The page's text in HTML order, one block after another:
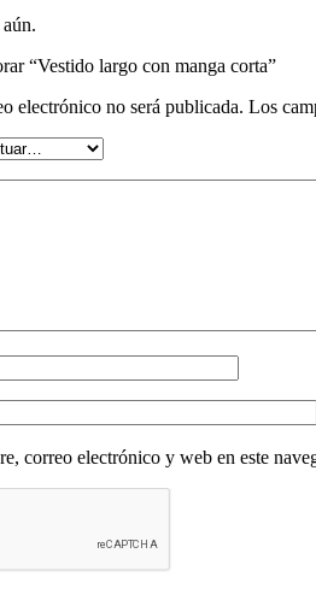
“Vestido largo con manga corta”
electrónico no será publicada. Los
correo electrónico y web en este